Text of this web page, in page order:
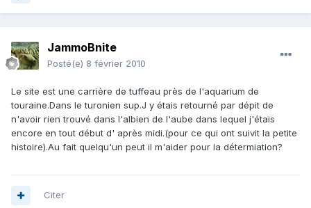
JammoBnite
Posté(e) 8 février 2010
Le site est une carrière de tuffeau près de l'aquarium de
touraine.Dans le turonien sup.J y étais retourné par dépit de
n'avoir rien trouvé dans l'albien de l'aube dans lequel j'étais
encore en tout début d' après midi.(pour ce qui ont suivit la petite
histoire).Au fait quelqu'un peut il m'aider pour la détermiation?
Citer